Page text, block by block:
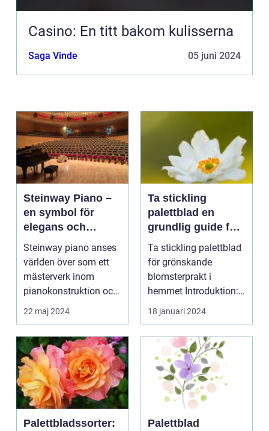
Casino: En titt bakom kulisserna
Saga Vinde 05 juni 2024
Steinway Piano –
en symbol för
elegans och
prestation
Steinway piano anses
världen över som ett
mästerverk inom
pianokonstruktion och
musik...
22 maj 2024
Ta stickling
palettblad en
grundlig guide för
blomsterentusiast
er
Ta stickling palettblad
för grönskande
blomsterprakt i
hemmet Introduktion:
...
18 januari 2024
Palettbladssorter:
Palettblad